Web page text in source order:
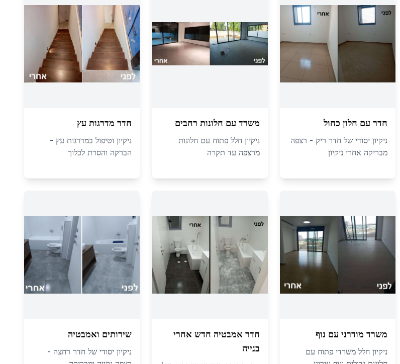
חדר עם חלון כחול
ניקיון יסודי של חדר ריק - רצפה
מבריקה אחרי ניקיון
משרד עם חלונות רחבים
ניקיון חלל פתוח עם חלונות
מרצפה עד תקרה
חדר מדרגות עץ
ניקיון וטיפול במדרגות עץ -
הברקה והסרת לכלוך
משרד מודרני עם נוף
ניקיון חלל משרדי פתוח עם
חדר אמבטיה חדש אחרי
בנייה
שירותים ואמבטיה
ניקיון יסודי של חדר רחצה -